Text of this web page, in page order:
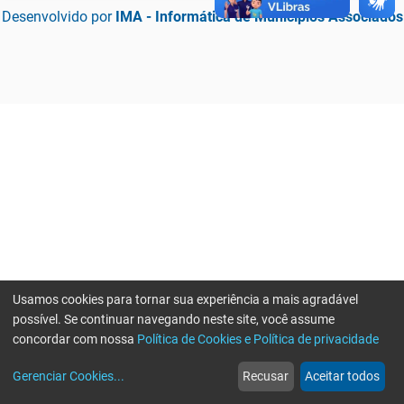
Desenvolvido por IMA - Informática de Municípios Associados
web
Notícias
more_horiz
Mais
Usamos cookies para tornar sua experiência a mais agradável
possível. Se continuar navegando neste site, você assume
concordar com nossa Política de Cookies e Política de privacidade
Gerenciar Cookies... Recusar Aceitar todos
Erro ao enviar informações, por favor tente novamente